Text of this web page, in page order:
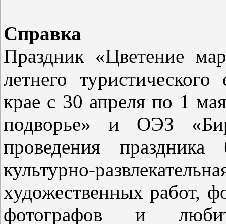
Справка
Праздник «Цветение
летнего
крае с 30 апреля по 1
подворье» и ОЭЗ
проведения праздника
культурно-
художественных работ,
фотографов и